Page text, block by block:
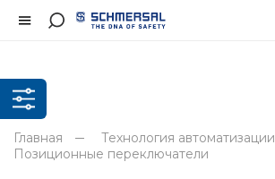
Главная
Технология автоматизации
Позиционные переключатели